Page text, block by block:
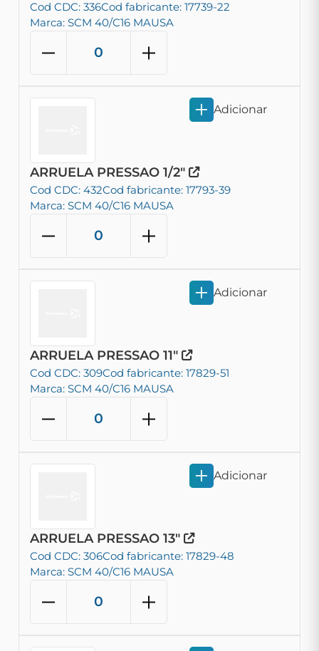
Cod CDC: 336Cod fabricante: 17739-22
Marca: SCM 40/C16 MAUSA
ARRUELA PRESSAO 1/2"
Cod CDC: 432Cod fabricante: 17793-39
Marca: SCM 40/C16 MAUSA
Adicionar
ARRUELA PRESSAO 11"
Cod CDC: 309Cod fabricante: 17829-51
Marca: SCM 40/C16 MAUSA
Adicionar
ARRUELA PRESSAO 13"
Cod CDC: 306Cod fabricante: 17829-48
Marca: SCM 40/C16 MAUSA
Adicionar